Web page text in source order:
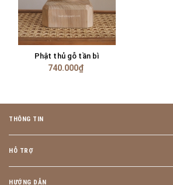
Phật thủ gỗ tần bì
740.000₫
THÔNG TIN
HỖ TRỢ
HƯỚNG DẪN